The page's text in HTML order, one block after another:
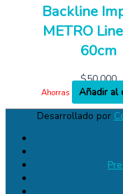
Backline
METRO
60cm
$50,000
Ahorras
Añadir al
Desarrollado por